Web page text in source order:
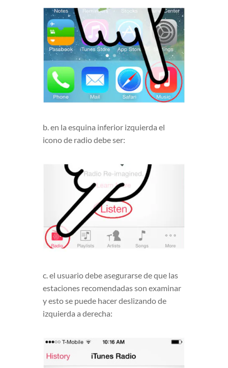
b. en la esquina inferior izquierda el
icono de radio debe ser:
c. el usuario debe asegurarse de que las
estaciones recomendadas son examinar
y esto se puede hacer deslizando de
izquierda a derecha: